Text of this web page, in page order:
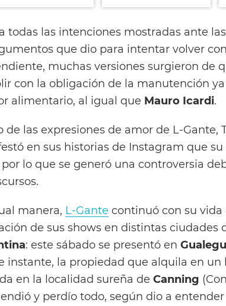
todas las intenciones mostradas ante
que dio para intentar volver
muchas versiones surgieron de
con la obligación de la manutención
alimentario, al igual que Mauro Icardi.
de las expresiones de amor de L-Gante,
en sus historias de Instagram que su
por lo que se generó una controversia
manera, L-Gante continuó con su vida
de sus shows en distintas ciudades
: este sábado se presentó en
instante, la propiedad que alquila en un
en la localidad sureña de Canning
y perdío todo, según dio a